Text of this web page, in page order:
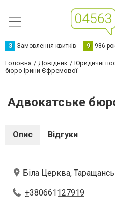
З Замовлення квитків 9 986
Головна Довідник Юридичні
бюро Ірини Єфремової
Адвокатське
Опис Відгуки
Біла Церква,
+380661127919